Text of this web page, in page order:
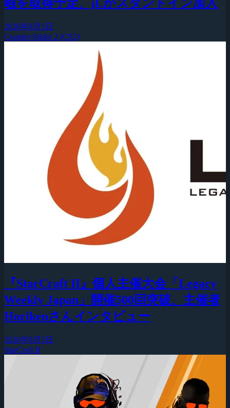
暇を取得予定、jLがスタンドイン加入
2026年8月5日
Counter-Strike 2 (CS2)
『StarCraft II』個人主催大会「Legacy
Weekly Japan」開催500回突破、主催者
Horikenさんインタビュー
2026年8月5日
StarCraft II